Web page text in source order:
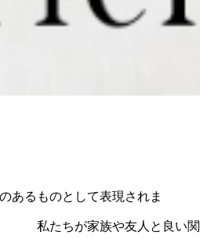
あるものとして表現されま
ことはとても